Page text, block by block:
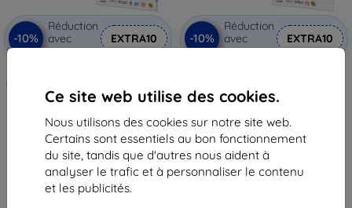
Ce site web utilise des cookies.
Nous utilisons des cookies sur notre site web.
Certains sont essentiels au bon fonctionnement
du site, tandis que d'autres nous aident à
analyser le trafic et à personnaliser le contenu
et les publicités.
-10%
Réduction
avec
coupon
EXTRA10
11,90 €
10,72 €
En stock > 5 pièces
-10%
Réduction
avec
coupon
EXTRA10
12,90 €
11,62 €
En stock > 5 pièces